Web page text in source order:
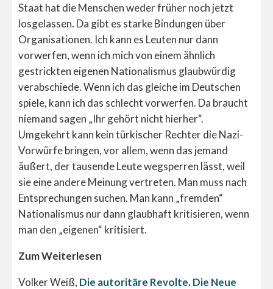
Staat hat die Menschen weder früher noch jetzt
losgelassen. Da gibt es starke Bindungen über
Organisationen. Ich kann es Leuten nur dann
vorwerfen, wenn ich mich von einem ähnlich
gestrickten eigenen Nationalismus glaubwürdig
verabschiede. Wenn ich das gleiche im Deutschen
spiele, kann ich das schlecht vorwerfen. Da braucht
niemand sagen „Ihr gehört nicht hierher“.
Umgekehrt kann kein türkischer Rechter die Nazi-
Vorwürfe bringen, vor allem, wenn das jemand
äußert, der tausende Leute wegsperren lässt, weil
sie eine andere Meinung vertreten. Man muss nach
Entsprechungen suchen. Man kann „fremden“
Nationalismus nur dann glaubhaft kritisieren, wenn
man den „eigenen“ kritisiert.
Zum Weiterlesen
Volker Weiß, Die autoritäre Revolte. Die Neue